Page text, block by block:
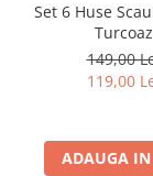
Set 6 Huse
Turcoaz
149,00
119,00
ADAUGA IN